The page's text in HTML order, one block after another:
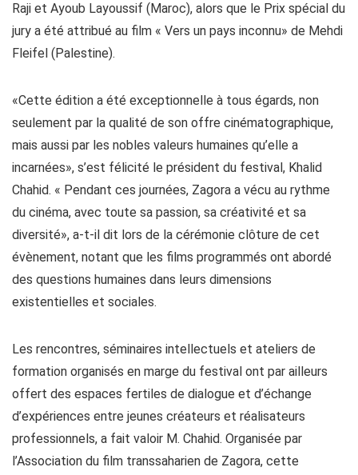
Raji et Ayoub Layoussif (Maroc), alors que le Prix spécial du
jury a été attribué au film « Vers un pays inconnu» de Mehdi
Fleifel (Palestine).
«Cette édition a été exceptionnelle à tous égards, non
seulement par la qualité de son offre cinématographique,
mais aussi par les nobles valeurs humaines qu’elle a
incarnées», s’est félicité le président du festival, Khalid
Chahid. « Pendant ces journées, Zagora a vécu au rythme
du cinéma, avec toute sa passion, sa créativité et sa
diversité», a-t-il dit lors de la cérémonie clôture de cet
évènement, notant que les films programmés ont abordé
des questions humaines dans leurs dimensions
existentielles et sociales.
Les rencontres, séminaires intellectuels et ateliers de
formation organisés en marge du festival ont par ailleurs
offert des espaces fertiles de dialogue et d’échange
d’expériences entre jeunes créateurs et réalisateurs
professionnels, a fait valoir M. Chahid. Organisée par
l’Association du film transsaharien de Zagora, cette